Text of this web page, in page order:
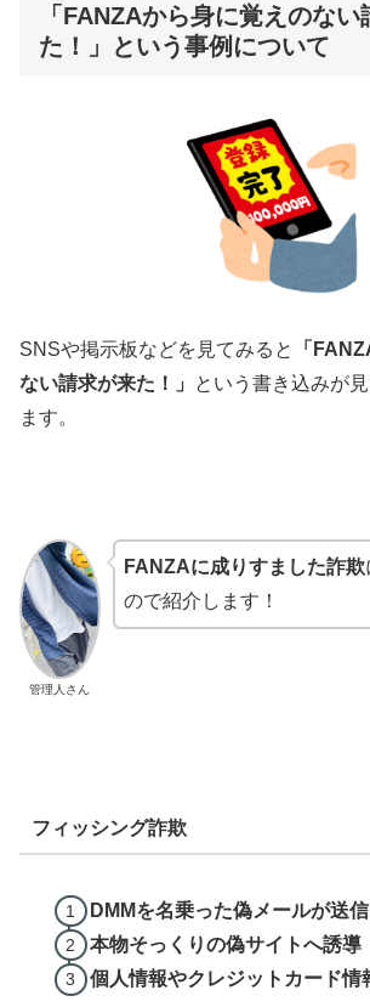
「FANZAから身に覚えのな
た！」という事例について
SNSや掲示板などを見てみると
「
ない請求が来た！」
という書き込みが
ます。
管理人さん
FANZAに成りすました詐欺
ので紹介します！
フィッシング詐欺
DMMを名乗った偽メールが送
本物そっくりの偽サイトへ誘導
個人情報やクレジットカード情